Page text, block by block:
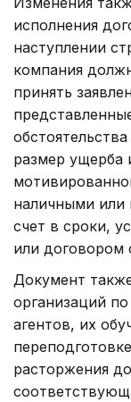
исполнения
наступлении
компания
принять
размер ущерба
наличными или
счет в сроки,
или договором
Документ
организаций
агентов, их
расторжения